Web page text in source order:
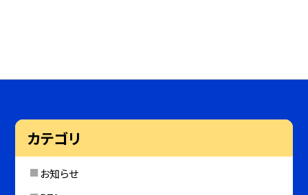
カテゴリ
お知らせ